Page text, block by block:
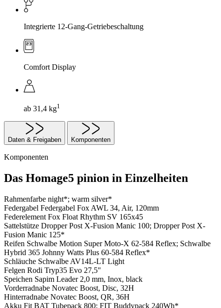
Integrierte 12-Gang-Getriebeschaltung
Comfort Display
ab 31,4 kg1
Daten & Freigaben Komponenten
Komponenten
Das Homage5 pinion in Einzelheiten
Rahmenfarbe night*; warm silver*
Federgabel Federgabel Fox AWL 34, Air, 120mm
Federelement Fox Float Rhythm SV 165x45
Sattelstütze Dropper Post X-Fusion Manic 100; Dropper Post X-
Fusion Manic 125*
Reifen Schwalbe Motion Super Moto-X 62-584 Reflex; Schwalbe
Hybrid 365 Johnny Watts Plus 60-584 Reflex*
Schläuche Schwalbe AV14L-LT Light
Felgen Rodi Tryp35 Evo 27,5"
Speichen Sapim Leader 2,0 mm, Inox, black
Vorderradnabe Novatec Boost, Disc, 32H
Hinterradnabe Novatec Boost, QR, 36H
Akku Fit BAT Tubepack 800; FIT Buddypack 240Wh*